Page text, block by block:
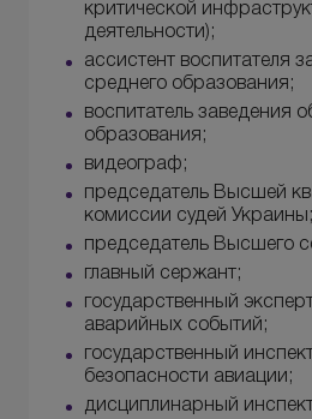
критической
деятельности);
ассистент воспитателя
среднего образования;
воспитатель заведения
образования;
видеограф;
председатель Высшей
комиссии судей Украины;
председатель Высшего
главный сержант;
государственный
аварийных событий;
государственный
безопасности авиации;
дисциплинарный